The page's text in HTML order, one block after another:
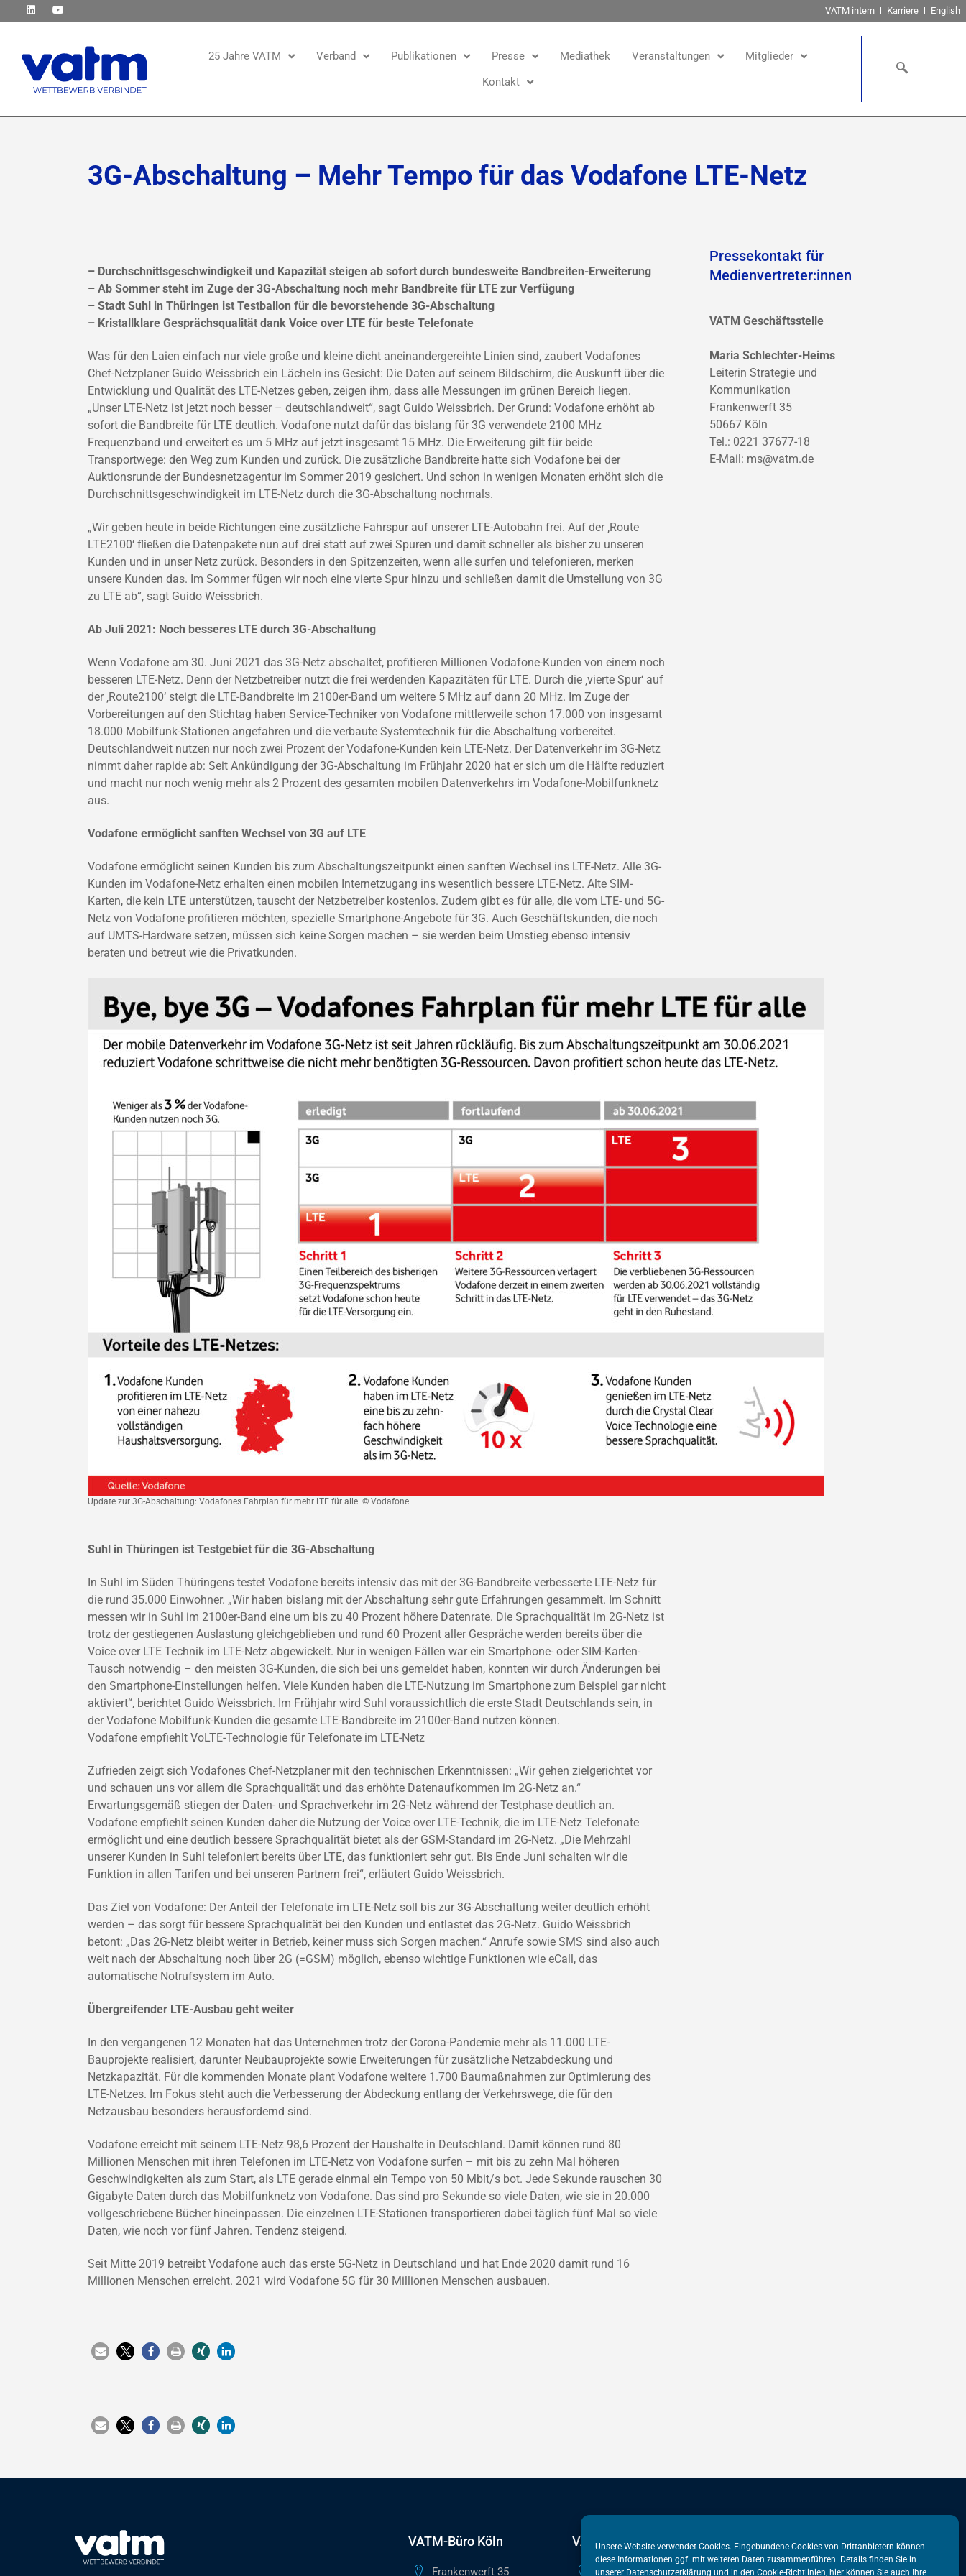
Unsere Website verwendet Cookies. Eingebundene Cookies von Drittanbietern können
diese Informationen ggf. mit weiteren Daten zusammenführen. Details finden Sie in
unserer Datenschutzerklärung und in den Cookie-Richtlinien, hier können Sie auch Ihre
VATM intern Karriere English
25 Jahre VATM Verband Publikationen Presse Mediathek Veranstaltungen
Mitglieder
Kontakt
3G-Abschaltung – Mehr Tempo für das Vodafone LTE-Netz
– Durchschnittsgeschwindigkeit und Kapazität steigen ab sofort durch bundesweite Bandbreiten-Erweiterung
– Ab Sommer steht im Zuge der 3G-Abschaltung noch mehr Bandbreite für LTE zur Verfügung
– Stadt Suhl in Thüringen ist Testballon für die bevorstehende 3G-Abschaltung
– Kristallklare Gesprächsqualität dank Voice over LTE für beste Telefonate
Was für den Laien einfach nur viele große und kleine dicht aneinandergereihte Linien sind, zaubert Vodafones
Chef-Netzplaner Guido Weissbrich ein Lächeln ins Gesicht: Die Daten auf seinem Bildschirm, die Auskunft über die
Entwicklung und Qualität des LTE-Netzes geben, zeigen ihm, dass alle Messungen im grünen Bereich liegen.
„Unser LTE-Netz ist jetzt noch besser – deutschlandweit“, sagt Guido Weissbrich. Der Grund: Vodafone erhöht ab
sofort die Bandbreite für LTE deutlich. Vodafone nutzt dafür das bislang für 3G verwendete 2100 MHz
Frequenzband und erweitert es um 5 MHz auf jetzt insgesamt 15 MHz. Die Erweiterung gilt für beide
Transportwege: den Weg zum Kunden und zurück. Die zusätzliche Bandbreite hatte sich Vodafone bei der
Auktionsrunde der Bundesnetzagentur im Sommer 2019 gesichert. Und schon in wenigen Monaten erhöht sich die
Durchschnittsgeschwindigkeit im LTE-Netz durch die 3G-Abschaltung nochmals.
„Wir geben heute in beide Richtungen eine zusätzliche Fahrspur auf unserer LTE-Autobahn frei. Auf der ‚Route
LTE2100‘ fließen die Datenpakete nun auf drei statt auf zwei Spuren und damit schneller als bisher zu unseren
Kunden und in unser Netz zurück. Besonders in den Spitzenzeiten, wenn alle surfen und telefonieren, merken
unsere Kunden das. Im Sommer fügen wir noch eine vierte Spur hinzu und schließen damit die Umstellung von 3G
zu LTE ab“, sagt Guido Weissbrich.
Ab Juli 2021: Noch besseres LTE durch 3G-Abschaltung
Wenn Vodafone am 30. Juni 2021 das 3G-Netz abschaltet, profitieren Millionen Vodafone-Kunden von einem noch
besseren LTE-Netz. Denn der Netzbetreiber nutzt die frei werdenden Kapazitäten für LTE. Durch die ‚vierte Spur‘ auf
der ‚Route2100‘ steigt die LTE-Bandbreite im 2100er-Band um weitere 5 MHz auf dann 20 MHz. Im Zuge der
Vorbereitungen auf den Stichtag haben Service-Techniker von Vodafone mittlerweile schon 17.000 von insgesamt
18.000 Mobilfunk-Stationen angefahren und die verbaute Systemtechnik für die Abschaltung vorbereitet.
Deutschlandweit nutzen nur noch zwei Prozent der Vodafone-Kunden kein LTE-Netz. Der Datenverkehr im 3G-Netz
nimmt daher rapide ab: Seit Ankündigung der 3G-Abschaltung im Frühjahr 2020 hat er sich um die Hälfte reduziert
und macht nur noch wenig mehr als 2 Prozent des gesamten mobilen Datenverkehrs im Vodafone-Mobilfunknetz
aus.
Vodafone ermöglicht sanften Wechsel von 3G auf LTE
Vodafone ermöglicht seinen Kunden bis zum Abschaltungszeitpunkt einen sanften Wechsel ins LTE-Netz. Alle 3G-
Kunden im Vodafone-Netz erhalten einen mobilen Internetzugang ins wesentlich bessere LTE-Netz. Alte SIM-
Karten, die kein LTE unterstützen, tauscht der Netzbetreiber kostenlos. Zudem gibt es für alle, die vom LTE- und 5G-
Netz von Vodafone profitieren möchten, spezielle Smartphone-Angebote für 3G. Auch Geschäftskunden, die noch
auf UMTS-Hardware setzen, müssen sich keine Sorgen machen – sie werden beim Umstieg ebenso intensiv
beraten und betreut wie die Privatkunden.
Update zur 3G-Abschaltung: Vodafones Fahrplan für mehr LTE für alle. © Vodafone
Suhl in Thüringen ist Testgebiet für die 3G-Abschaltung
In Suhl im Süden Thüringens testet Vodafone bereits intensiv das mit der 3G-Bandbreite verbesserte LTE-Netz für
die rund 35.000 Einwohner. „Wir haben bislang mit der Abschaltung sehr gute Erfahrungen gesammelt. Im Schnitt
messen wir in Suhl im 2100er-Band eine um bis zu 40 Prozent höhere Datenrate. Die Sprachqualität im 2G-Netz ist
trotz der gestiegenen Auslastung gleichgeblieben und rund 60 Prozent aller Gespräche werden bereits über die
Voice over LTE Technik im LTE-Netz abgewickelt. Nur in wenigen Fällen war ein Smartphone- oder SIM-Karten-
Tausch notwendig – den meisten 3G-Kunden, die sich bei uns gemeldet haben, konnten wir durch Änderungen bei
den Smartphone-Einstellungen helfen. Viele Kunden haben die LTE-Nutzung im Smartphone zum Beispiel gar nicht
aktiviert“, berichtet Guido Weissbrich. Im Frühjahr wird Suhl voraussichtlich die erste Stadt Deutschlands sein, in
der Vodafone Mobilfunk-Kunden die gesamte LTE-Bandbreite im 2100er-Band nutzen können.
Vodafone empfiehlt VoLTE-Technologie für Telefonate im LTE-Netz
Zufrieden zeigt sich Vodafones Chef-Netzplaner mit den technischen Erkenntnissen: „Wir gehen zielgerichtet vor
und schauen uns vor allem die Sprachqualität und das erhöhte Datenaufkommen im 2G-Netz an.“
Erwartungsgemäß stiegen der Daten- und Sprachverkehr im 2G-Netz während der Testphase deutlich an.
Vodafone empfiehlt seinen Kunden daher die Nutzung der Voice over LTE-Technik, die im LTE-Netz Telefonate
ermöglicht und eine deutlich bessere Sprachqualität bietet als der GSM-Standard im 2G-Netz. „Die Mehrzahl
unserer Kunden in Suhl telefoniert bereits über LTE, das funktioniert sehr gut. Bis Ende Juni schalten wir die
Funktion in allen Tarifen und bei unseren Partnern frei“, erläutert Guido Weissbrich.
Das Ziel von Vodafone: Der Anteil der Telefonate im LTE-Netz soll bis zur 3G-Abschaltung weiter deutlich erhöht
werden – das sorgt für bessere Sprachqualität bei den Kunden und entlastet das 2G-Netz. Guido Weissbrich
betont: „Das 2G-Netz bleibt weiter in Betrieb, keiner muss sich Sorgen machen.“ Anrufe sowie SMS sind also auch
weit nach der Abschaltung noch über 2G (=GSM) möglich, ebenso wichtige Funktionen wie eCall, das
automatische Notrufsystem im Auto.
Übergreifender LTE-Ausbau geht weiter
In den vergangenen 12 Monaten hat das Unternehmen trotz der Corona-Pandemie mehr als 11.000 LTE-
Bauprojekte realisiert, darunter Neubauprojekte sowie Erweiterungen für zusätzliche Netzabdeckung und
Netzkapazität. Für die kommenden Monate plant Vodafone weitere 1.700 Baumaßnahmen zur Optimierung des
LTE-Netzes. Im Fokus steht auch die Verbesserung der Abdeckung entlang der Verkehrswege, die für den
Netzausbau besonders herausfordernd sind.
Vodafone erreicht mit seinem LTE-Netz 98,6 Prozent der Haushalte in Deutschland. Damit können rund 80
Millionen Menschen mit ihren Telefonen im LTE-Netz von Vodafone surfen – mit bis zu zehn Mal höheren
Geschwindigkeiten als zum Start, als LTE gerade einmal ein Tempo von 50 Mbit/s bot. Jede Sekunde rauschen 30
Gigabyte Daten durch das Mobilfunknetz von Vodafone. Das sind pro Sekunde so viele Daten, wie sie in 20.000
vollgeschriebene Bücher hineinpassen. Die einzelnen LTE-Stationen transportieren dabei täglich fünf Mal so viele
Daten, wie noch vor fünf Jahren. Tendenz steigend.
Seit Mitte 2019 betreibt Vodafone auch das erste 5G-Netz in Deutschland und hat Ende 2020 damit rund 16
Millionen Menschen erreicht. 2021 wird Vodafone 5G für 30 Millionen Menschen ausbauen.
Pressekontakt für
Medienvertreter:innen
VATM Geschäftsstelle
Maria Schlechter-Heims
Leiterin Strategie und
Kommunikation
Frankenwerft 35
50667 Köln
Tel.: 0221 37677-18
E-Mail: ms@vatm.de
VATM-Büro Köln
Frankenwerft 35
VATM-Hauptstadtbüro
Reinhardtstr. 31
VATM-Büro Brüssel
„House of Competition“